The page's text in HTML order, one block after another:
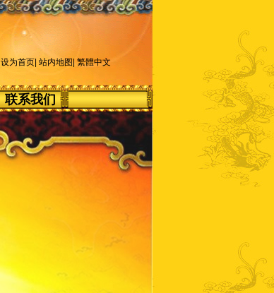
设为首页 站内地图| 繁體中文
联系我们